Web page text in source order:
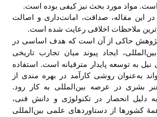
است. مواد مورد بحث نیز کیفی بوده است.
در این مقاله، صداقت، امانتداری و اصالت
ترین ملاحظات اخلاقی رعایت شده است.
پژوهش حاکی از آن است که هدف اساسی در
المللی، ایجاد پیوند میان تجارب تاریخی
نیل به توسعه پایدار مترقیانه است. استفاده
به‌عنوان روشی کارآمد در بهره ‌مندی از
بشری در عرصه بین المللی به کار رود.
‌دلیل انحصار در تکنولوژی و دانش فنی،
کشورها از دستاوردهای علمی بین‌المللی